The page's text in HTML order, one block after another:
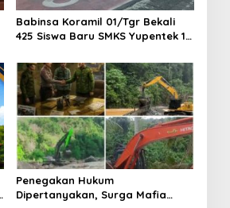
Babinsa Koramil 01/Tgr Bekali
425 Siswa Baru SMKS Yupentek 1
Kebangsaan
Penegakan Hukum
Dipertanyakan, Surga Mafia